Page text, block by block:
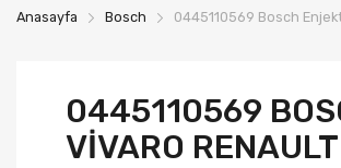
Anasayfa Bosch 0445110569 Bosch
0445110569
VIVARO